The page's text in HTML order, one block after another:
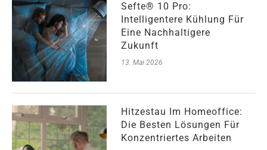
Sefte® 10 Pro:
Intelligentere Kühlung Für
Eine Nachhaltigere
Zukunft
13. Mai 2026
Hitzestau Im Homeoffice:
Die Besten Lösungen Für
Konzentriertes Arbeiten